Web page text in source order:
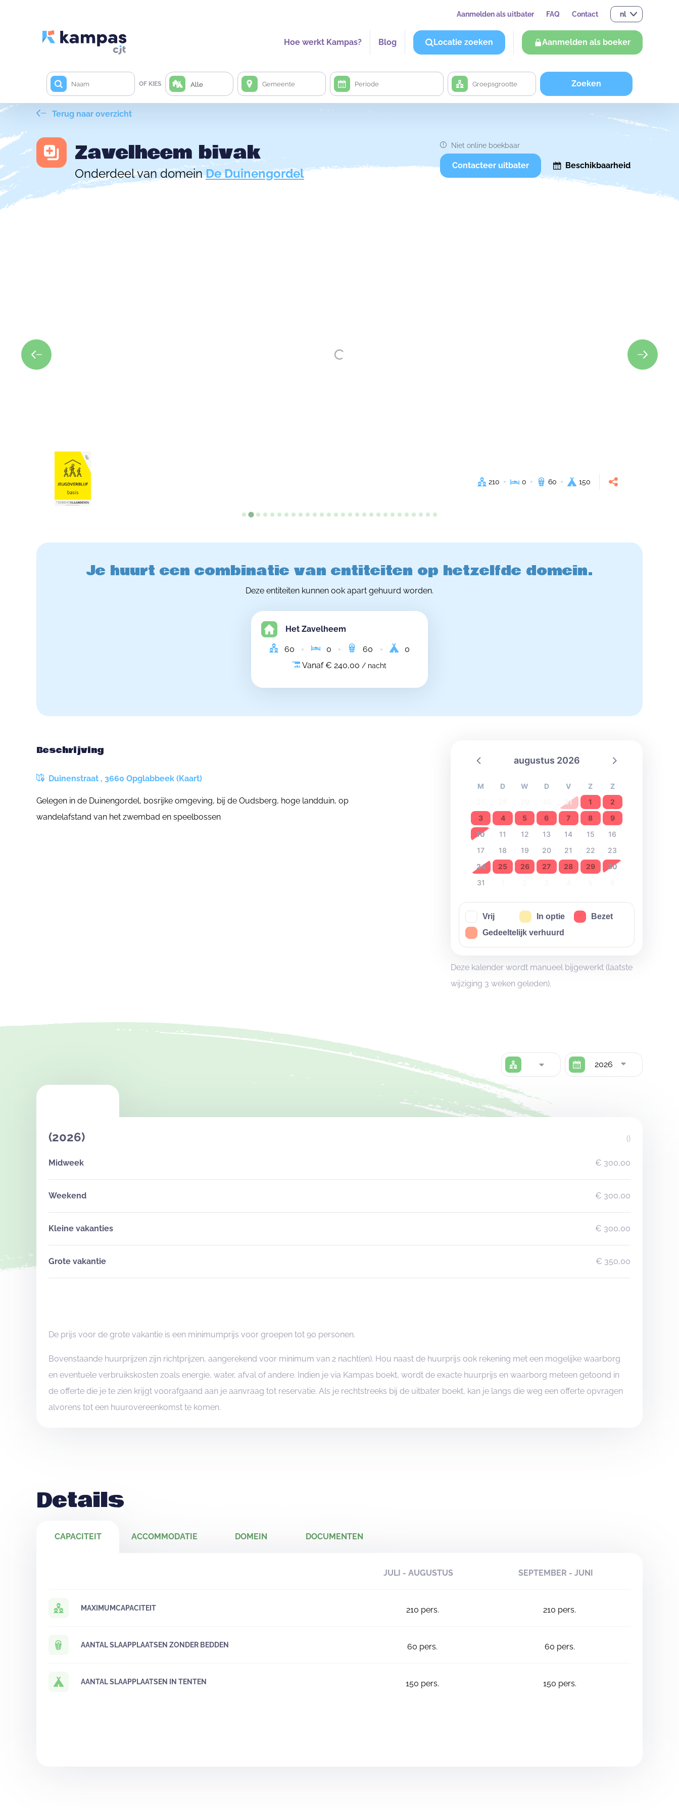
Aanmelden als uitbater FAQ Contact nl
Hoe werkt Kampas? Blog Locatie zoeken Aanmelden als boeker
OF KIES Alle Zoeken
Terug naar overzicht
Zavelheem bivak
Onderdeel van domeinDe Duinengordel
Niet online boekbaar
Contacteer uitbater Beschikbaarheid
210 0 60 150
Je huurt een combinatie van entiteiten op hetzelfde domein.
Deze entiteiten kunnen ook apart gehuurd worden.
Het Zavelheem
60 0 60
0
Vanaf € 240,00/ nacht
Beschrijving
Duinenstraat , 3660 Opglabbeek (Kaart)
Gelegen in de Duinengordel, bosrijke omgeving, bij de Oudsberg, hoge landduin, op
wandelafstand van het zwembad en speelbossen
augustus 2026
M D W D V Z
Z
31 1
2
3
4 5 6 7 8
9
10
11 12 13 14 15
16
17
18 19 20 21 22
23
24
25 26 27 28 29
30
31
Vrij In optie
Bezet
Gedeeltelijk verhuurd
Deze kalender wordt manueel bijgewerkt (laatste
wijziging 3 weken geleden).
2026
(2026) ()
Midweek € 300,00
Weekend € 300,00
Kleine vakanties € 300,00
Grote vakantie € 350,00
De prijs voor de grote vakantie is een minimumprijs voor groepen tot 90 personen.
Bovenstaande huurprijzen zijn richtprijzen, aangerekend voor minimum van 2 nacht(en). Hou naast de huurprijs ook rekening met een mogelijke waarborg
en eventuele verbruikskosten zoals energie, water, afval of andere. Indien je via Kampas boekt, wordt de exacte huurprijs en waarborg meteen getoond in
de offerte die je te zien krijgt voorafgaand aan je aanvraag tot reservatie. Als je rechtstreeks bij de uitbater boekt, kan je langs die weg een offerte opvragen
alvorens tot een huurovereenkomst te komen.
Details
CAPACITEIT ACCOMMODATIE DOMEIN DOCUMENTEN
JULI - AUGUSTUS SEPTEMBER - JUNI
MAXIMUMCAPACITEIT 210 pers. 210 pers.
AANTAL SLAAPPLAATSEN ZONDER BEDDEN 60 pers. 60 pers.
AANTAL SLAAPPLAATSEN IN TENTEN 150 pers. 150 pers.